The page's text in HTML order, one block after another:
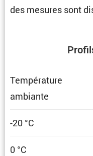
des mesures sont
Tempé­ra­ture
ambiante
-20 °C
0 °C